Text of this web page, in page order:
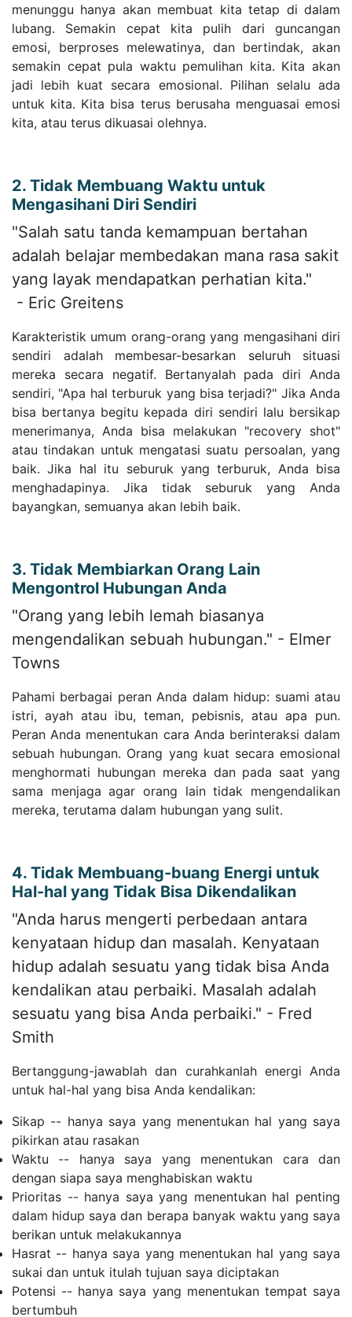
menunggu hanya akan membuat kita tetap di dalam
lubang. Semakin cepat kita pulih dari guncangan
emosi, berproses melewatinya, dan bertindak, akan
semakin cepat pula waktu pemulihan kita. Kita akan
jadi lebih kuat secara emosional. Pilihan selalu ada
untuk kita. Kita bisa terus berusaha menguasai emosi
kita, atau terus dikuasai olehnya.
2. Tidak Membuang Waktu untuk
Mengasihani Diri Sendiri
"Salah satu tanda kemampuan bertahan
adalah belajar membedakan mana rasa sakit
yang layak mendapatkan perhatian kita."
- Eric Greitens
Karakteristik umum orang-orang yang mengasihani diri
sendiri adalah membesar-besarkan seluruh situasi
mereka secara negatif. Bertanyalah pada diri Anda
sendiri, "Apa hal terburuk yang bisa terjadi?" Jika Anda
bisa bertanya begitu kepada diri sendiri lalu bersikap
menerimanya, Anda bisa melakukan "recovery shot"
atau tindakan untuk mengatasi suatu persoalan, yang
baik. Jika hal itu seburuk yang terburuk, Anda bisa
menghadapinya. Jika tidak seburuk yang Anda
bayangkan, semuanya akan lebih baik.
3. Tidak Membiarkan Orang Lain
Mengontrol Hubungan Anda
"Orang yang lebih lemah biasanya
mengendalikan sebuah hubungan." - Elmer
Towns
Pahami berbagai peran Anda dalam hidup: suami atau
istri, ayah atau ibu, teman, pebisnis, atau apa pun.
Peran Anda menentukan cara Anda berinteraksi dalam
sebuah hubungan. Orang yang kuat secara emosional
menghormati hubungan mereka dan pada saat yang
sama menjaga agar orang lain tidak mengendalikan
mereka, terutama dalam hubungan yang sulit.
4. Tidak Membuang-buang Energi untuk
Hal-hal yang Tidak Bisa Dikendalikan
"Anda harus mengerti perbedaan antara
kenyataan hidup dan masalah. Kenyataan
hidup adalah sesuatu yang tidak bisa Anda
kendalikan atau perbaiki. Masalah adalah
sesuatu yang bisa Anda perbaiki." - Fred
Smith
Bertanggung-jawablah dan curahkanlah energi Anda
untuk hal-hal yang bisa Anda kendalikan:
Sikap -- hanya saya yang menentukan hal yang saya
pikirkan atau rasakan
Waktu -- hanya saya yang menentukan cara dan
dengan siapa saya menghabiskan waktu
Prioritas -- hanya saya yang menentukan hal penting
dalam hidup saya dan berapa banyak waktu yang saya
berikan untuk melakukannya
Hasrat -- hanya saya yang menentukan hal yang saya
sukai dan untuk itulah tujuan saya diciptakan
Potensi -- hanya saya yang menentukan tempat saya
bertumbuh